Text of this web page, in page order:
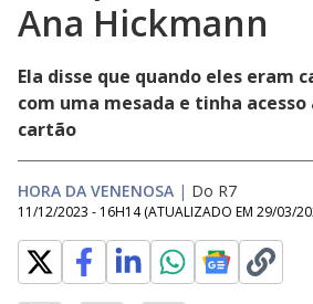
Ana Hickmann
Ela disse que quando eles eram
com uma mesada e tinha acesso
cartão
HORA DA VENENOSA | Do R7
11/12/2023 - 16H14 (ATUALIZADO EM 29/03/